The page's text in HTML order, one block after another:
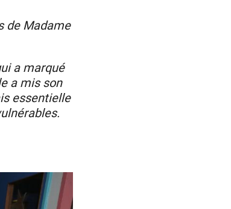
de Madame
a marqué
a mis son
essentielle